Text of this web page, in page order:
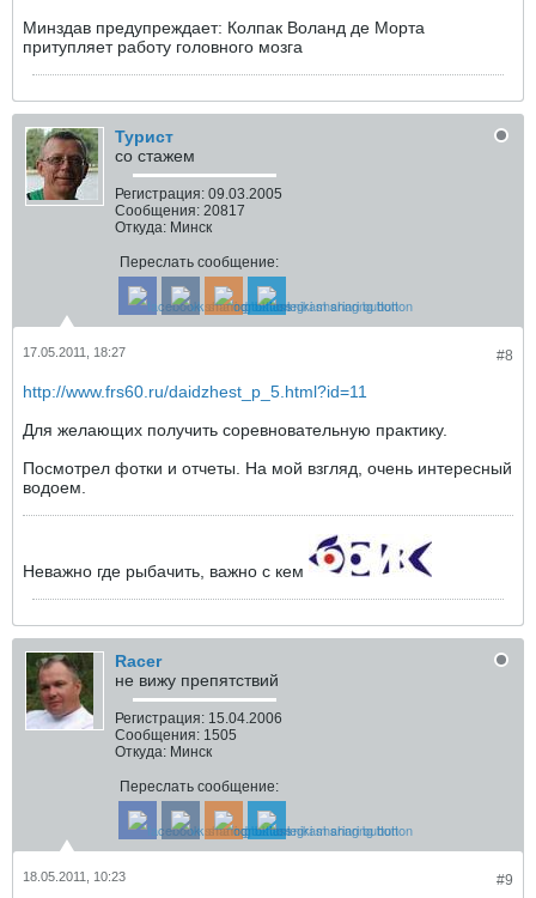
Минздав предупреждает: Колпак Воланд де Морта
притупляет работу головного мозга
Турист
со стажем
Регистрация: 09.03.2005
Сообщения: 20817
Откуда: Минск
Переслать сообщение:
#8
17.05.2011, 18:27
http://www.frs60.ru/daidzhest_p_5.html?id=11
Для желающих получить соревновательную практику.
Посмотрел фотки и отчеты. На мой взгляд, очень интересный
водоем.
Неважно где рыбачить, важно с кем
Racer
не вижу препятствий
Регистрация: 15.04.2006
Сообщения: 1505
Откуда: Минск
Переслать сообщение:
#9
18.05.2011, 10:23